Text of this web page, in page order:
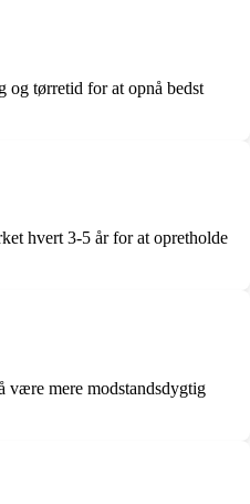
og tørretid for at opnå bedst
hvert 3-5 år for at opretholde
være mere modstandsdygtig